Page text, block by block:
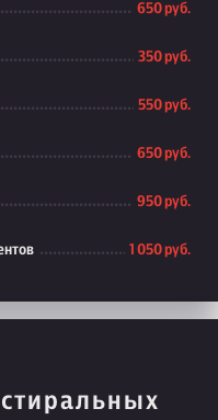
650 руб.
350 руб.
550 руб.
650 руб.
950 руб.
1 050 руб.